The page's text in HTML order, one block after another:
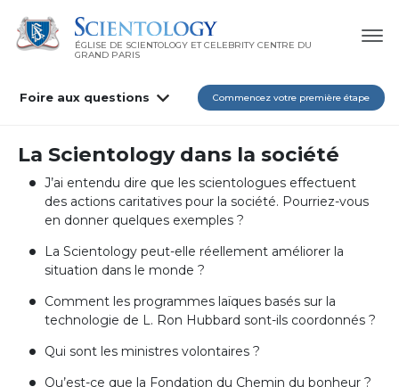
ÉGLISE DE SCIENTOLOGY ET CELEBRITY CENTRE DU
GRAND PARIS
Foire aux questions Commencez votre première étape
La Scientology dans la société
J’ai entendu dire que les scientologues effectuent
des actions caritatives pour la société. Pourriez-vous
en donner quelques exemples ?
La Scientology peut-elle réellement améliorer la
situation dans le monde ?
Comment les programmes laïques basés sur la
technologie de L. Ron Hubbard sont-ils coordonnés ?
Qui sont les ministres volontaires ?
Qu’est-ce que la Fondation du Chemin du bonheur ?